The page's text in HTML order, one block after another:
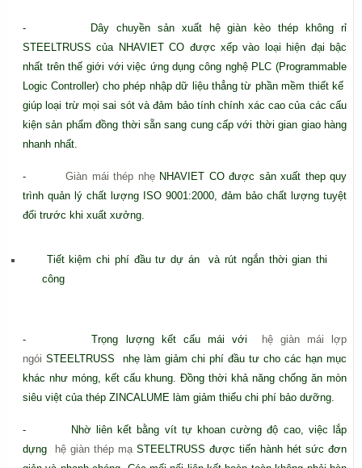
- Dây chuyền sản xuất
hệ giàn kèo thép không rỉ
STEELTRUSS của NHAVIET CO được xếp vào loại hiện đại bậc
nhất trên thế giới với việc ứng dụng công nghệ PLC (Programmable
Logic Controller) cho phép nhập dữ liệu thẳng từ phần mềm thiết kế
giúp loại trừ mọi sai sót và đảm bảo tính chính xác cao của các cấu
kiện sản phẩm đồng thời sẵn sang cung cấp với thời gian giao hàng
nhanh nhất.
- Giàn mái thép nhẹNHAVIET CO được sản xuất thep quy
trình quản lý chất lượng ISO 9001:2000, đảm bảo chất lượng tuyệt
đối trước khi xuất xưởng.
Tiết kiệm chi phí đầu tư dự án và rút ngắn thời gian thi
công
- Trọng lượng kết cấu mái với
hệ giàn mái lợp
ngói STEELTRUSS nhẹ làm giảm chi phí đầu tư cho các hạn mục
khác như móng, kết cấu khung. Đồng thời khả năng chống ăn mòn
siêu việt của thép ZINCALUME làm giảm thiểu chi phí bảo dưỡng.
- Nhờ liên kết bằng vít tự khoan cường độ cao, việc lắp
dựng
hệ giàn thép mạ STEELTRUSS được tiến hành hét sức đơn